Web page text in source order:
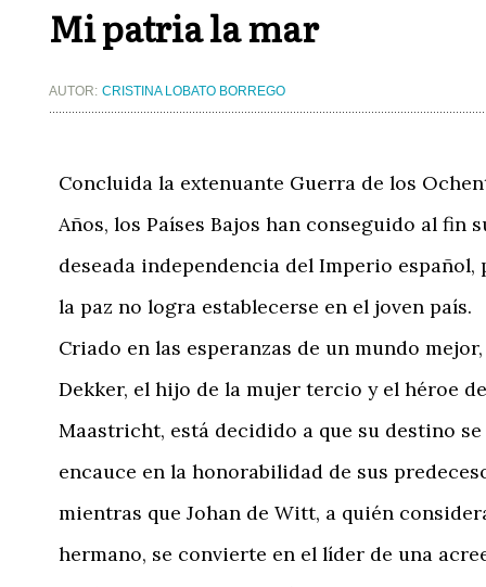
Mi patria la mar
AUTOR: CRISTINA LOBATO BORREGO
Concluida la extenuante Guerra de los
Años, los Países Bajos han conseguido al fin
deseada independencia del Imperio español,
la paz no logra establecerse en el joven país.
Criado en las esperanzas de un mundo mejor,
Dekker, el hijo de la mujer tercio y el héroe de
Maastricht, está decidido a que su destino se
encauce en la honorabilidad de sus
mientras que Johan de Witt, a quién
hermano, se convierte en el líder de una